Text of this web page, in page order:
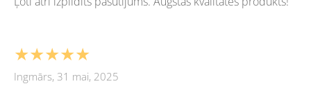
★★★★★
Ingmārs, 31 mai, 2025